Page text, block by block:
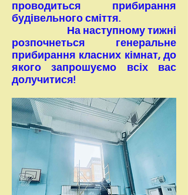
проводиться прибирання
будівельного сміття.
На наступному тижні
розпочнеться генеральне
прибирання класних кімнат, до
якого запрошуємо всіх вас
долучитися!